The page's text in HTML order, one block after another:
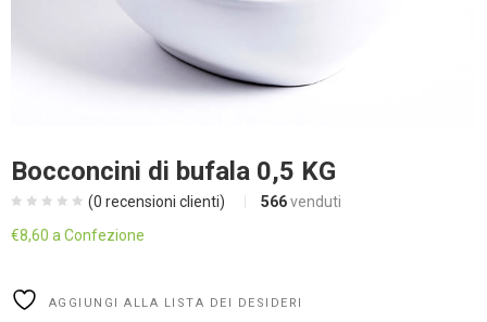
Bocconcini di bufala 0,5 KG
(0 recensioni clienti) 566 venduti
€8,60 a Confezione
Alternative:
AGGIUNGI ALLA LISTA DEI DESIDERI